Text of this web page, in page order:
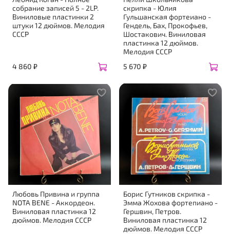
собрание записей 5 - 2LP.
Виниловые пластинки 2
штуки 12 дюймов. Мелодия
СССР
4 860 ₽
скрипка - Юлия
Гульшанская фортеиано -
Гендель, Бах, Прокофьев,
Шостакович. Виниловая
пластинка 12 дюймов.
Мелодия СССР
5 670 ₽
Любовь Привина и группа
NOTA BENE - Аккордеон.
Виниловая пластинка 12
дюймов. Мелодия СССР
Борис Гутников скрипка -
Эмма Жохова фортепиано -
Гершвин, Петров.
Виниловая пластинка 12
дюймов. Мелодия СССР